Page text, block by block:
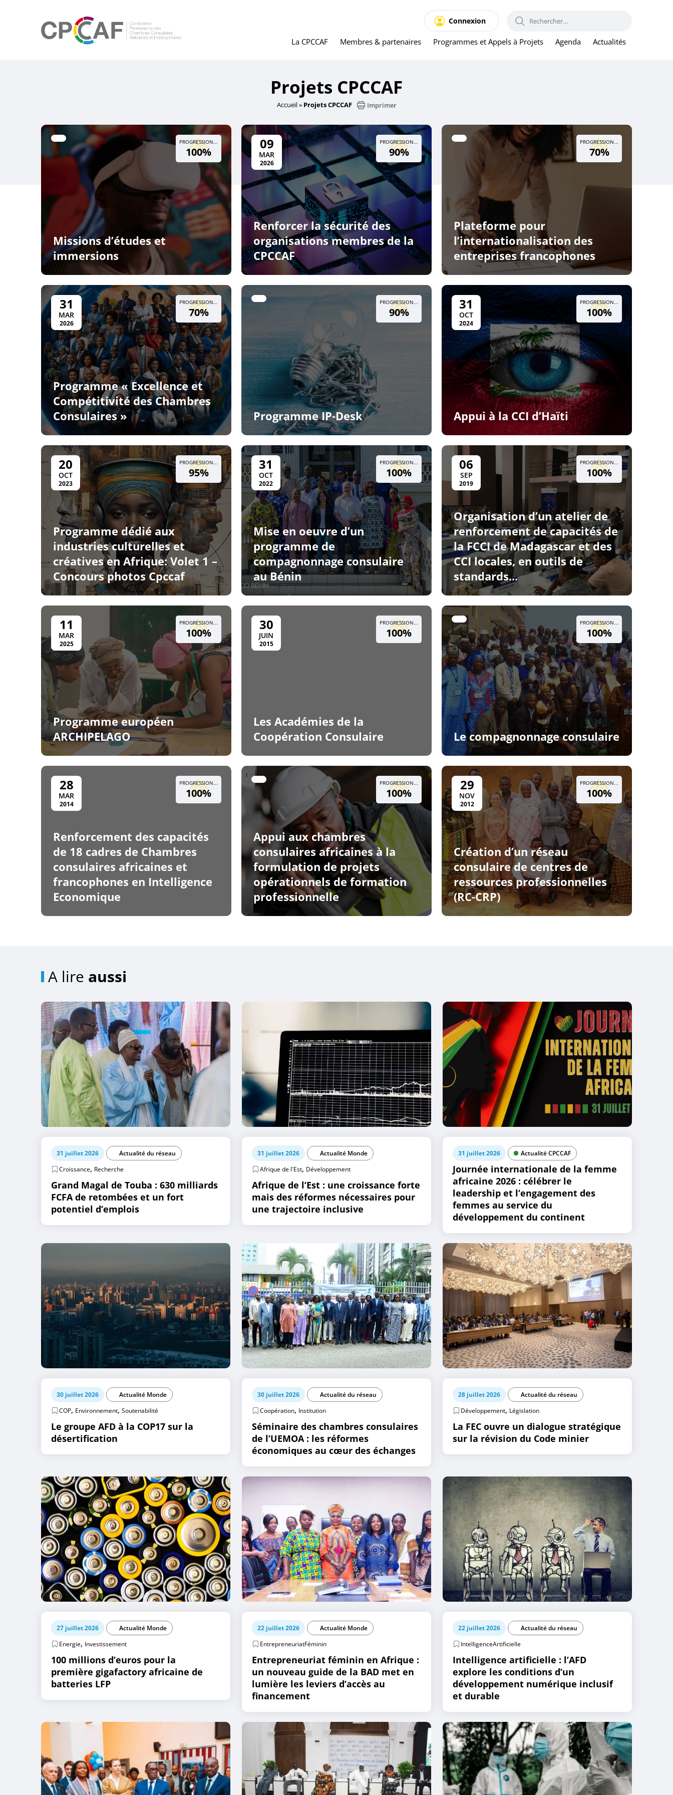
La CPCCAF Membres & partenaires Programmes et Appels à Projets Agenda Actualités
Connexion RECHERCHER :
Projets CPCCAF
Accueil» Projets CPCCAF Imprimer
PROGRESSION...
100%
Missions d’études et
immersions
09
MAR
2026
PROGRESSION...
90%
Renforcer la sécurité des
organisations membres de la
CPCCAF
PROGRESSION...
70%
Plateforme pour
l’internationalisation des
entreprises francophones
31
MAR
2026
PROGRESSION...
70%
Programme « Excellence et
Compétitivité des Chambres
Consulaires »
PROGRESSION...
90%
Programme IP-Desk
31
OCT
2024
PROGRESSION...
100%
Appui à la CCI d’Haïti
20
OCT
2023
PROGRESSION...
95%
Programme dédié aux
industries culturelles et
créatives en Afrique: Volet 1 –
Concours photos Cpccaf
31
OCT
2022
PROGRESSION...
100%
Mise en oeuvre d’un
programme de
compagnonnage consulaire
au Bénin
06
SEP
2019
PROGRESSION...
100%
Organisation d’un atelier de
renforcement de capacités de
la FCCI de Madagascar et des
CCI locales, en outils de
standards...
11
MAR
2025
PROGRESSION...
100%
Programme européen
ARCHIPELAGO
30
JUIN
2015
PROGRESSION...
100%
Les Académies de la
Coopération Consulaire
PROGRESSION...
100%
Le compagnonnage consulaire
28
MAR
2014
PROGRESSION...
100%
Renforcement des capacités
de 18 cadres de Chambres
consulaires africaines et
francophones en Intelligence
Economique
PROGRESSION...
100%
Appui aux chambres
consulaires africaines à la
formulation de projets
opérationnels de formation
professionnelle
29
NOV
2012
PROGRESSION...
100%
Création d’un réseau
consulaire de centres de
ressources professionnelles
(RC-CRP)
A lire aussi
31 juillet 2026
Actualité du réseau
Croissance, Recherche
Grand Magal de Touba : 630 milliards
FCFA de retombées et un fort
potentiel d’emplois
31 juillet 2026
Actualité Monde
Afrique de l'Est, Développement
Afrique de l’Est : une croissance forte
mais des réformes nécessaires pour
une trajectoire inclusive
31 juillet 2026 Actualité CPCCAF
Journée internationale de la femme
africaine 2026 : célébrer le
leadership et l’engagement des
femmes au service du
développement du continent
30 juillet 2026
Actualité Monde
COP, Environnement, Soutenabilité
Le groupe AFD à la COP17 sur la
désertification
30 juillet 2026
Actualité du réseau
Coopération, Institution
Séminaire des chambres consulaires
de l’UEMOA : les réformes
économiques au cœur des échanges
28 juillet 2026
Actualité du réseau
Développement, Législation
La FEC ouvre un dialogue stratégique
sur la révision du Code minier
27 juillet 2026
Actualité Monde
Energie, Investissement
100 millions d’euros pour la
première gigafactory africaine de
batteries LFP
22 juillet 2026
Actualité Monde
EntrepreneuriatFéminin
Entrepreneuriat féminin en Afrique :
un nouveau guide de la BAD met en
lumière les leviers d’accès au
financement
22 juillet 2026
Actualité du réseau
IntelligenceArtificielle
Intelligence artificielle : l’AFD
explore les conditions d’un
développement numérique inclusif
et durable